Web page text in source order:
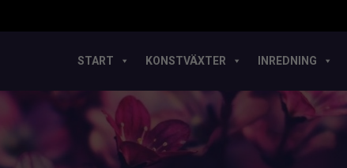
START KONSTVÄXTER INREDNING